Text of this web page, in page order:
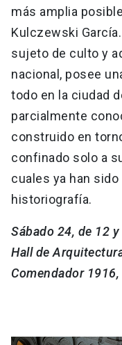
más amplia
Kulczewski
sujeto de culto y
nacional, posee
todo en la ciudad
parcialmente
construido en
confinado solo a
cuales ya han
historiografía.
Sábado 24, de 12
Hall de
Comendador